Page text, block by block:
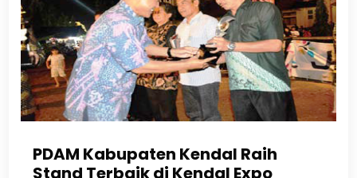
PDAM Kabupaten Kendal Raih
Stand Terbaik di Kendal Expo